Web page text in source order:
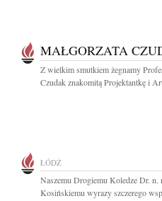
MAŁGORZATA
Z wielkim smutkiem żegnamy
Czudak znakomitą Projektantkę i
ŁÓDŹ
Naszemu Drogiemu Koledze Dr.
Kosińskiemu wyrazy szczerego